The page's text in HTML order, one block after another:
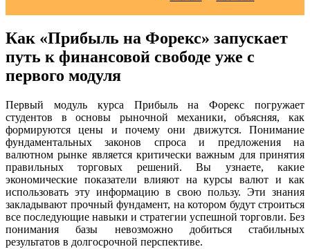
Как «Прибыль на Форекс» запускает
путь к финансовой свободе уже с
первого модуля
Первый модуль курса Прибыль на Форекс погружает
студентов в основы рыночной механики, объясняя, как
формируются цены и почему они движутся. Понимание
фундаментальных законов спроса и предложения на
валютном рынке является критически важным для принятия
правильных торговых решений. Вы узнаете, какие
экономические показатели влияют на курсы валют и как
использовать эту информацию в свою пользу. Эти знания
закладывают прочный фундамент, на котором будут строиться
все последующие навыки и стратегии успешной торговли. Без
понимания базы невозможно добиться стабильных
результатов в долгосрочной перспективе.